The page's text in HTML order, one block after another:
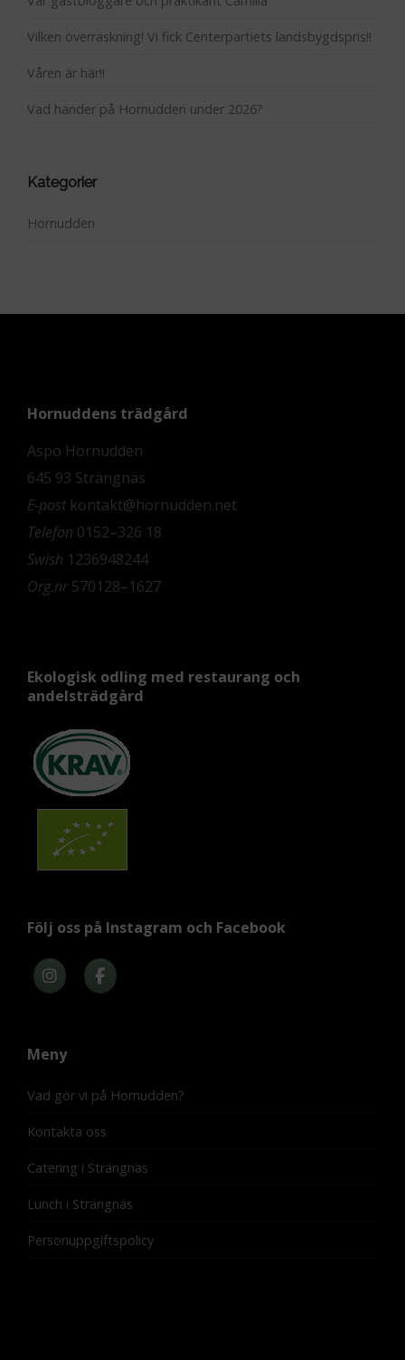
Vilken överraskning! Vi fick Centerpartiets landsbygdspris!!
Våren är här!!
Vad händer på Hornudden under 2026?
Kategorier
Hornudden
Hornuddens trädgård
Aspö Hornudden
645 93 Strängnäs
E-postkontakt@hornudden.net
Telefon 0152–326 18
Swish 1236948244
Org.nr570128–1627
Ekologisk odling med restaurang och
andelsträdgård
Följ oss på Instagram och Facebook
Meny
Vad gör vi på Hornudden?
Kontakta oss
Catering i Strängnäs
Lunch i Strängnäs
Personuppgiftspolicy